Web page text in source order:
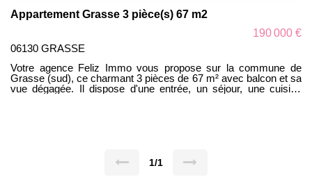
Appartement Grasse 3 pièce(s) 67 m2
190 000 €
06130 GRASSE
Votre agence Feliz Immo vous propose sur la commune de
Grasse (sud), ce charmant 3 pièces de 67 m² avec balcon et sa
vue dégagée. Il dispose d'une entrée, un séjour, une cuisine
1/1